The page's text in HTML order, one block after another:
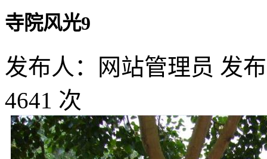
寺院风光9
发布人：网站管理员 发
4641 次